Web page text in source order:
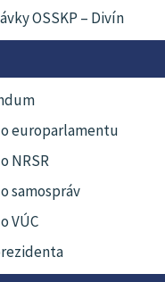
OSSKP – Divín
europarlamentu
NRSR
samospráv
VÚC